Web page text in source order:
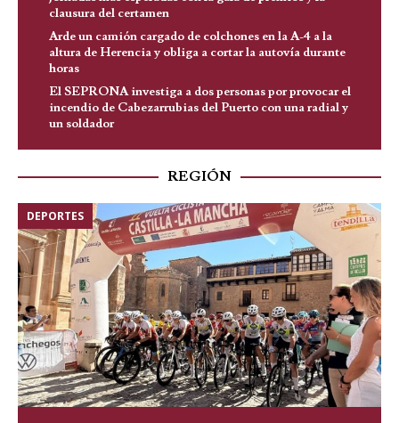
clausura del certamen
Arde un camión cargado de colchones en la A-4 a la
altura de Herencia y obliga a cortar la autovía durante
horas
El SEPRONA investiga a dos personas por provocar el
incendio de Cabezarrubias del Puerto con una radial y
un soldador
REGIÓN
DEPORTES